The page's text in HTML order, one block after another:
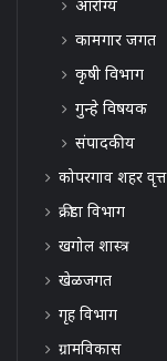
आरोग्य
कामगार जगत
कृषी विभाग
गुन्हे विषयक
संपादकीय
कोपरगाव शहर वृत्त
क्रीडा विभाग
खगोल शास्त्र
खेळजगत
गृह विभाग
ग्रामविकास